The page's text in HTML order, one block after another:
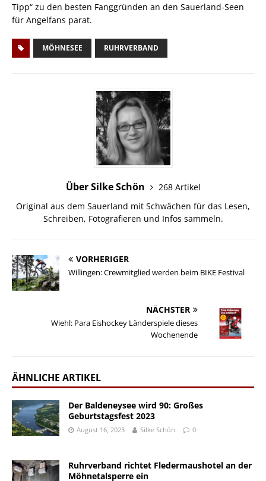
Tipp“ zu den besten Fanggründen an den Sauerland-Seen
für Angelfans parat.
MÖHNESEE RUHRVERBAND
Über Silke Schön
268 Artikel
Original aus dem Sauerland mit Schwächen für das Lesen,
Schreiben, Fotografieren und Infos sammeln.
VORHERIGER
Willingen: Crewmitglied werden beim BIKE Festival
NÄCHSTER
Wiehl: Para Eishockey Länderspiele dieses
Wochenende
ÄHNLICHE ARTIKEL
Der Baldeneysee wird 90: Großes
Geburtstagsfest 2023
August 16, 2023 Silke Schön 0
Ruhrverband richtet Fledermaushotel an der
Möhnetalsperre ein